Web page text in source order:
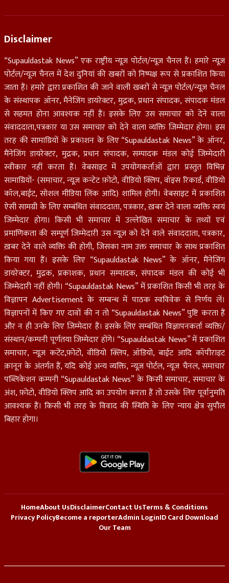
Disclaimer
“Supauldastak News” एक राष्ट्रीय न्यूज़ पोर्टल/न्यूज़ चैनल हैं। हमारे न्यूज़
पोर्टल/न्यूज चैनल में देश दुनियां की खबरों को निष्पक्ष रूप से प्रकाशित किया
जाता हैं। हमारे द्वारा प्रकाशित की जाने वाली खबरों से न्यूज़ पोर्टल/न्यूज़ चैनल
के संस्थापक ऑनर, मैनेजिंग डायरेक्टर, मुद्रक, प्रधान संपादक, संपादक मंडल
से सहमत होना आवश्यक नहीं हैं। इसके लिए उस समाचार को देने वाला
संवाददाता,पत्रकार या उस समाचार को देने वाला व्यक्ति जिम्मेदार होगा। इस
तरह की सामाग्रियों के प्रकाशन के लिए “Supauldastak News” के ऑनर,
मैंनेजिंग डायरेक्टर, मुद्रक, प्रधान संपादक, सम्पादक मंडल कोई जिम्मेदारी
स्वीकार नहीं करता हैं। वेबसाइट में उपयोगकर्ताओं द्वारा प्रस्तुत विभिन्न
सामाग्रियों- (समाचार, न्यूज़ कन्टेट फ़ोटो, वीडियो क्लिप, वॉइस रिकार्ड, वीडियो
कॉल,बाईट, सोशल मीडिया लिंक आदि) शामिल होगी। वेबसाइट में प्रकाशित
ऐसी सामग्री के लिए सम्बंधित संवाददाता, पत्रकार, ख़बर देने वाला व्यक्ति स्वयं
जिम्मेदार होगा। किसी भी समाचार में उल्लेखित समाचार के तथ्यों एवं
प्रमाणिकता की सम्पूर्ण जिम्मेदारी उस न्यूज़ को देने वाले संवाददाता, पत्रकार,
ख़बर देने वाले व्यक्ति की होगी, जिसका नाम उक्त समाचार के साथ प्रकाशित
किया गया हैं। इसके लिए “Supauldastak News” के ऑनर, मैंनेजिंग
डायरेक्टर, मुद्रक, प्रकाशक, प्रधान सम्पादक, संपादक मंडल की कोई भी
जिम्मेदारी नहीं होगी। “Supauldastak News” में प्रकाशित किसी भी तरह के
विज्ञापन Advertisement के सम्बन्ध में पाठक स्वविवेक से निर्णय लें।
विज्ञापनों में किए गए दावों की न तो “Supauldastak News” पुष्टि करता हैं
और न ही उनके लिए जिम्मेदार हैं। इसके लिए सम्बंधित विज्ञापनकर्ता व्यक्ति/
संस्थान/कम्पनी पूर्णतया जिम्मेदार होंगे। “Supauldastak News” में प्रकाशित
समाचार, न्यूज़ कटेंट,फ़ोटो, वीडियो क्लिप, ऑडियो, बाईट आदि कॉपीराइट
क़ानून के अंतर्गत हैं, यदि कोई अन्य व्यक्ति, न्यूज़ पोर्टल, न्यूज चैनल, समाचार
पब्लिकेशन कम्पनी “Supauldastak News” के किसी समाचार, समाचार के
अंश, फ़ोटो, वीडियो क्लिप आदि का उपयोग करता हैं तो उसके लिए पूर्वानुमति
आवश्यक हैं। किसी भी तरह के विवाद की स्थिति के लिए न्याय क्षेत्र सुपौल
बिहार होगा।
HomeAbout UsDisclaimerContact UsTerms & Conditions
Privacy PolicyBecome a reporterAdmin LoginID Card Download
Our Team